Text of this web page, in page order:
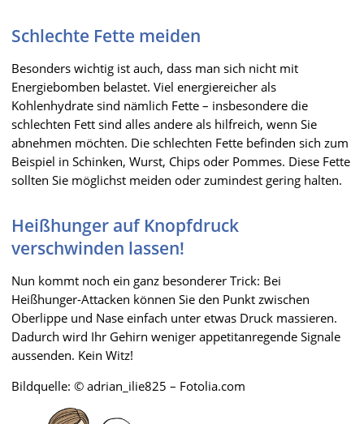
Schlechte Fette meiden
Besonders wichtig ist auch, dass man sich nicht mit
Energiebomben belastet. Viel energiereicher als
Kohlenhydrate sind nämlich Fette – insbesondere die
schlechten Fett sind alles andere als hilfreich, wenn Sie
abnehmen möchten. Die schlechten Fette befinden sich zum
Beispiel in Schinken, Wurst, Chips oder Pommes. Diese Fette
sollten Sie möglichst meiden oder zumindest gering halten.
Heißhunger auf Knopfdruck
verschwinden lassen!
Nun kommt noch ein ganz besonderer Trick: Bei
Heißhunger-Attacken können Sie den Punkt zwischen
Oberlippe und Nase einfach unter etwas Druck massieren.
Dadurch wird Ihr Gehirn weniger appetitanregende Signale
aussenden. Kein Witz!
Bildquelle: © adrian_ilie825 – Fotolia.com